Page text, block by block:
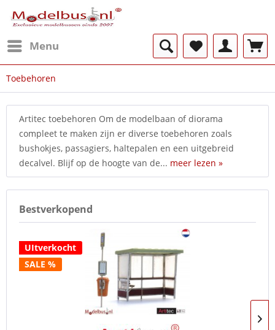
Menu
Toebehoren
Artitec toebehoren Om de modelbaan of diorama
compleet te maken zijn er diverse toebehoren zoals
bushokjes, passagiers, haltepalen en een uitgebreid
decalvel. Blijf op de hoogte van de... meer lezen »
Bestverkopend
UItverkocht
SALE %